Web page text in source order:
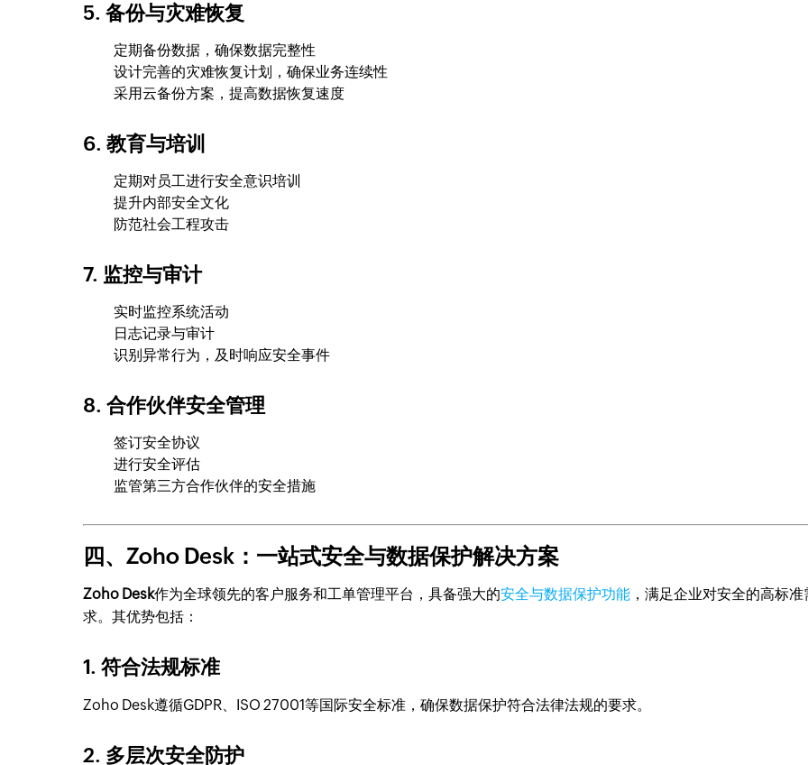
5. 备份与灾难恢复
定期备份数据，确保数据完整性
设计完善的灾难恢复计划，确保业务连续性
采用云备份方案，提高数据恢复速度
6. 教育与培训
定期对员工进行安全意识培训
提升内部安全文化
防范社会工程攻击
7. 监控与审计
实时监控系统活动
日志记录与审计
识别异常行为，及时响应安全事件
8. 合作伙伴安全管理
签订安全协议
进行安全评估
监管第三方合作伙伴的安全措施
四、Zoho Desk：一站式安全与数据保护解决方案
Zoho Desk作为全球领先的客户服务和工单管理平台，具备强大的安全与数据保护功能 ，满足企业对安全的高标准
求。其优势包括：
1. 符合法规标准
Zoho Desk遵循GDPR、ISO 27001等国际安全标准，确保数据保护符合法律法规的要求。
2. 多层次安全防护